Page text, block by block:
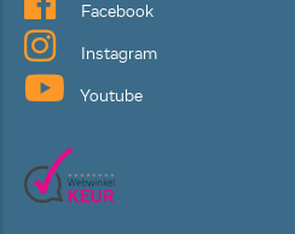
Facebook
Instagram
Youtube